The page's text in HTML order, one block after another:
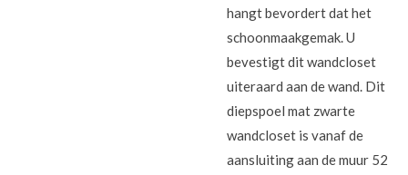
hangt bevordert dat het
schoonmaakgemak. U
bevestigt dit wandcloset
uiteraard aan de wand. Dit
diepspoel mat zwarte
wandcloset is vanaf de
aansluiting aan de muur 52